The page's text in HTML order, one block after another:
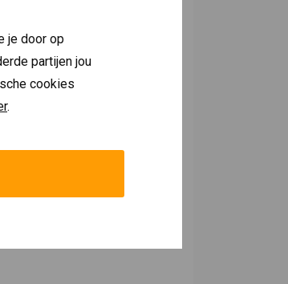
je door op
partijen jou
cookies
.